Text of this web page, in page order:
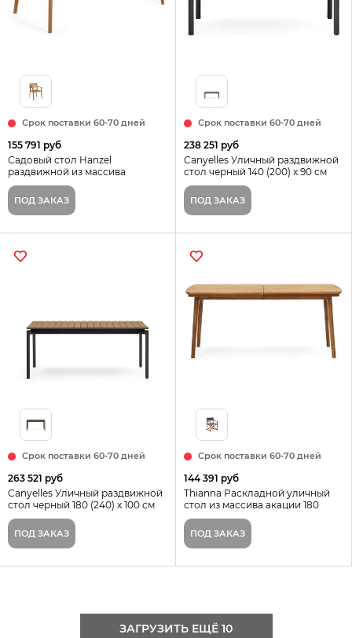
Срок поставки 60-70 дней
155 791 руб
Садовый стол Hanzel
раздвижной из массива
эвкалипта, 183 (240) x 100 см
Испания La Forma
ПОД ЗАКАЗ
Срок поставки 60-70 дней
238 251 руб
Canyelles Уличный раздвижной
стол черный 140 (200) x 90 см
Испания
ПОД ЗАКАЗ
Срок поставки 60-70 дней
263 521 руб
Canyelles Уличный раздвижной
стол черный 180 (240) x 100 см
ПОД ЗАКАЗ
Срок поставки 60-70 дней
144 391 руб
Thianna Раскладной уличный
стол из массива акации 180
(240) x 90 см La Forma Испания
ПОД ЗАКАЗ
ЗАГРУЗИТЬ ЕЩЁ 10